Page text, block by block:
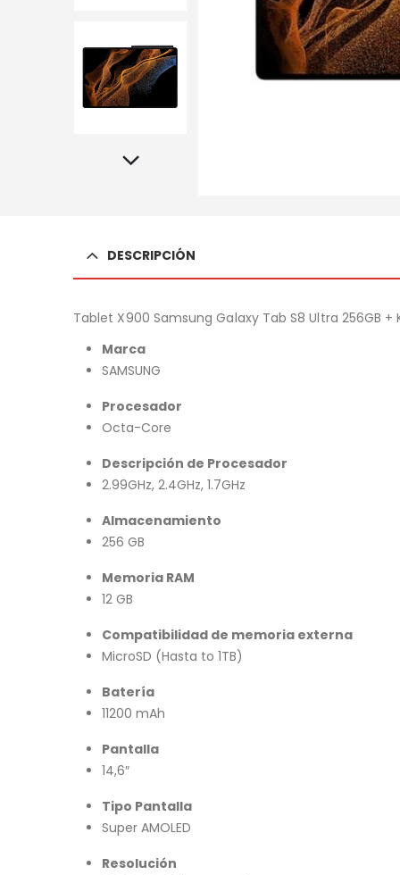
DESCRIPCIÓN
Tablet X900 Samsung Galaxy Tab S8 Ultra 256GB +
Marca
SAMSUNG
Procesador
Octa-Core
Descripción de Procesador
2.99GHz, 2.4GHz, 1.7GHz
Almacenamiento
256 GB
Memoria RAM
12 GB
Compatibilidad de memoria externa
MicroSD (Hasta to 1TB)
Batería
11200 mAh
Pantalla
14,6″
Tipo Pantalla
Super AMOLED
Resolución